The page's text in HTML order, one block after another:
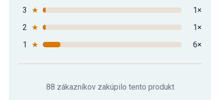
3
★
1×
2 ★
1×
1
★ 6×
88 zákazníkov zakúpilo tento produkt